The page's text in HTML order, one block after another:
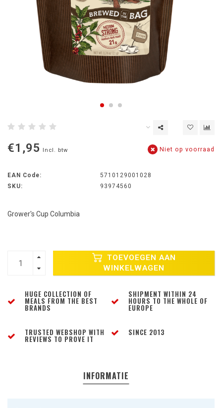
€1,95 Incl. btw Niet op voorraad
EAN Code:
5710129001028
SKU:
93974560
Grower's Cup Columbia
TOEVOEGEN AAN
WINKELWAGEN
HUGE COLLECTION OF
MEALS FROM THE BEST
BRANDS
SHIPMENT WITHIN 24
HOURS TO THE WHOLE OF
EUROPE
TRUSTED WEBSHOP WITH
REVIEWS TO PROVE IT
SINCE 2013
INFORMATIE